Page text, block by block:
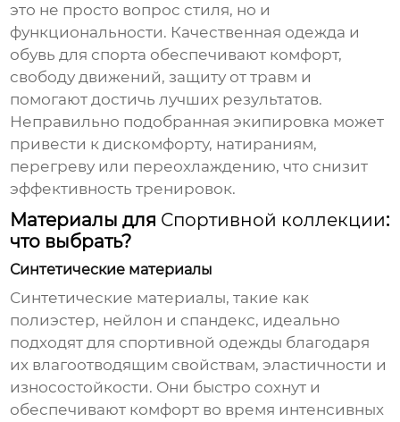
это не просто вопрос стиля, но и
функциональности. Качественная одежда и
обувь для спорта обеспечивают комфорт,
свободу движений, защиту от травм и
помогают достичь лучших результатов.
Неправильно подобранная экипировка может
привести к дискомфорту, натираниям,
перегреву или переохлаждению, что снизит
эффективность тренировок.
Материалы для Спортивной коллекции:
что выбрать?
Синтетические материалы
Синтетические материалы, такие как
полиэстер, нейлон и спандекс, идеально
подходят для спортивной одежды благодаря
их влагоотводящим свойствам, эластичности и
износостойкости. Они быстро сохнут и
обеспечивают комфорт во время интенсивных